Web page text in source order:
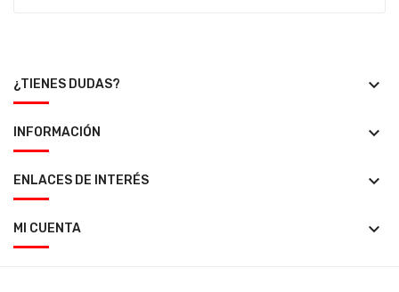
¿TIENES DUDAS? keyboard_arrow_down
INFORMACIÓN keyboard_arrow_down
ENLACES DE INTERÉS keyboard_arrow_down
MI CUENTA keyboard_arrow_down